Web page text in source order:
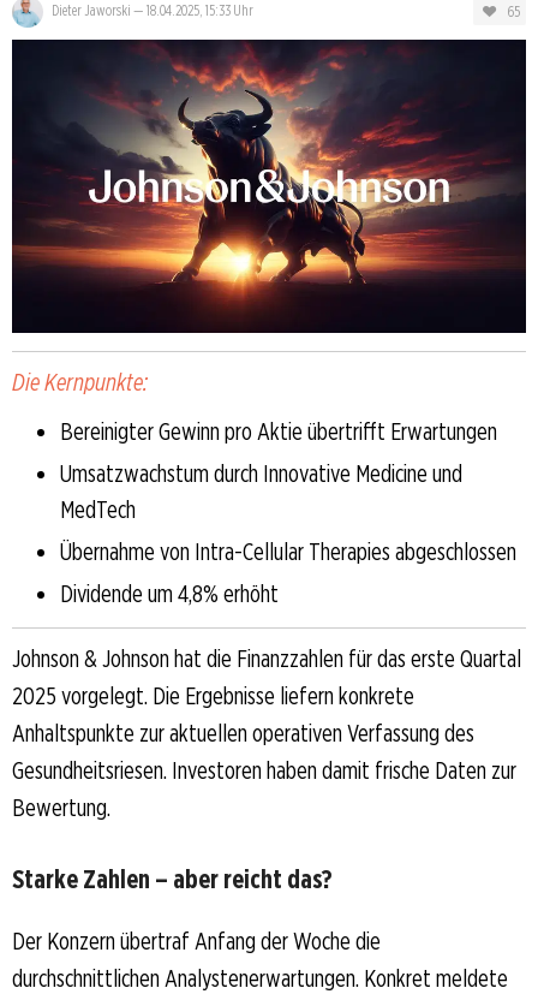
Dieter Jaworski — 18.04.2025, 15:33 Uhr 65
Die Kernpunkte:
Bereinigter Gewinn pro Aktie übertrifft Erwartungen
Umsatzwachstum durch Innovative Medicine und
MedTech
Übernahme von Intra-Cellular Therapies abgeschlossen
Dividende um 4,8% erhöht
Johnson & Johnson hat die Finanzzahlen für das erste Quartal
2025 vorgelegt. Die Ergebnisse liefern konkrete
Anhaltspunkte zur aktuellen operativen Verfassung des
Gesundheitsriesen. Investoren haben damit frische Daten zur
Bewertung.
Starke Zahlen – aber reicht das?
Der Konzern übertraf Anfang der Woche die
durchschnittlichen Analystenerwartungen. Konkret meldete